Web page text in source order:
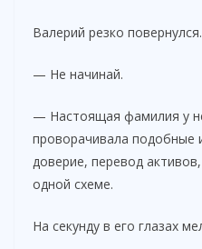
Валерий резко повернулся.
— Не начинай.
— Настоящая фамилия у
проворачивала подобные
доверие, перевод
одной схеме.
На секунду в его глазах